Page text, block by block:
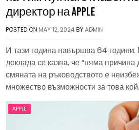
директор на Apple
POSTED ON MAY 12, 2024BYADMIN
И тази година навършва 64 години.
доклада се казва, че “няма причина
смяната на ръководството е
множество възможности за това
APPLE